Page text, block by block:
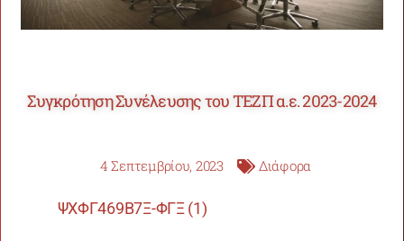
Συγκρότηση Συνέλευσης του ΤΕΖΠ α.ε. 2023-2024
4 Σεπτεμβρίου, 2023 Διάφορα
ΨΧΦΓ469Β7Ξ-ΦΓΞ (1)